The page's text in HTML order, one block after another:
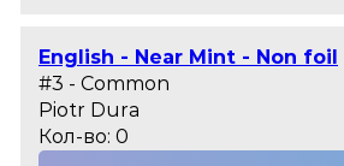
English - Near Mint - Non foil
#3 - Common
Piotr Dura
Кол-во: 0